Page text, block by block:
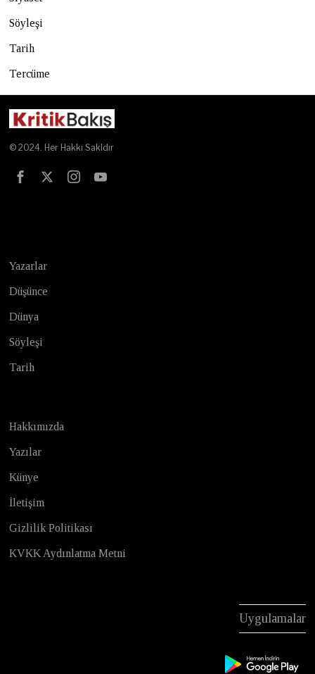
Söyleşi
Tarih
Tercüme
© 2024. Her Hakkı Sakldır
Yazarlar
Düşünce
Dünya
Söyleşi
Tarih
Hakkımızda
Yazılar
Künye
İletişim
Gizlilik Politikası
KVKK Aydınlatma Metni
Uygulamalar